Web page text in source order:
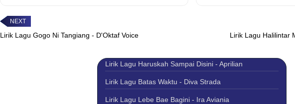
Lirik Lagu Gogo Ni Tangiang - D'Oktaf Voice Lirik Lagu Halilintar
Lirik Lagu Haruskah Sampai Disini - Aprilian
Lirik Lagu Batas Waktu - Diva Strada
Lirik Lagu Lebe Bae Bagini - Ira Aviania